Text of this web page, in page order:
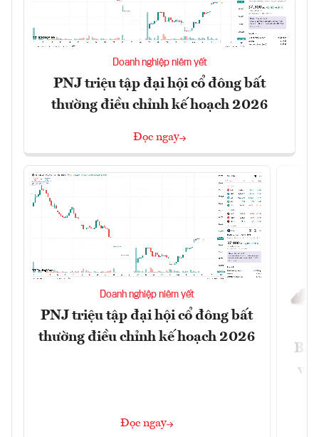
Doanh nghiệp niêm yết
PNJ triệu tập đại hội cổ đông bất
thường điều chỉnh kế hoạch 2026
Đọc ngay
Doanh nghiệp niêm yết
PNJ triệu tập đại hội cổ đông bất
thường điều chỉnh kế hoạch 2026
Đọc ngay
và